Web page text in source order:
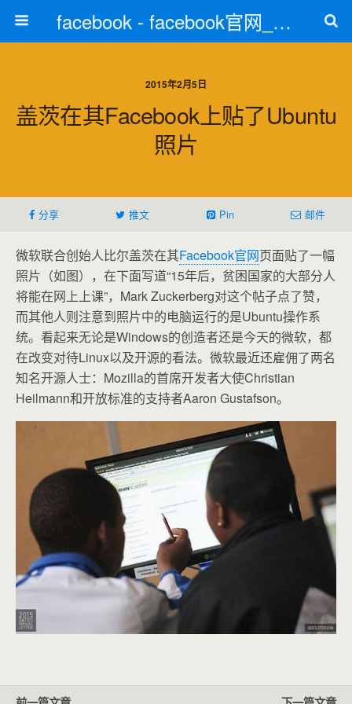
facebook - facebook官网_facebook注册
2015年2月5日
盖茨在其Facebook上贴了Ubuntu
照片
分享 推文 Pin 邮件
微软联合创始人比尔盖茨在其Facebook官网页面贴了一幅
照片（如图），在下面写道“15年后，贫困国家的大部分人
将能在网上上课”，Mark Zuckerberg对这个帖子点了赞，
而其他人则注意到照片中的电脑运行的是Ubuntu操作系
统。看起来无论是Windows的创造者还是今天的微软，都
在改变对待Linux以及开源的看法。微软最近还雇佣了两名
知名开源人士：Mozilla的首席开发者大使Christian
Heilmann和开放标准的支持者Aaron Gustafson。